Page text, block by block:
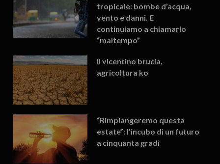
tropicale: bombe d’acqua,
vento e danni. E
continuiamo a chiamarlo
“maltempo”
Il vicentino brucia,
agricoltura ko
“Rimpiangeremo questa
estate”: l’incubo di un futuro
a cinquanta gradi